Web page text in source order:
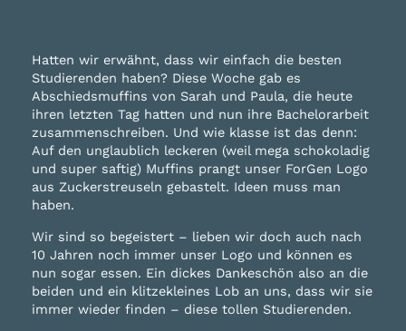
Hatten wir erwähnt, dass wir einfach die besten
Studierenden haben? Diese Woche gab es
Abschiedsmuffins von Sarah und Paula, die heute
ihren letzten Tag hatten und nun ihre Bachelorarbeit
zusammenschreiben. Und wie klasse ist das denn:
Auf den unglaublich leckeren (weil mega schokoladig
und super saftig) Muffins prangt unser ForGen Logo
aus Zuckerstreuseln gebastelt. Ideen muss man
haben.
Wir sind so begeistert – lieben wir doch auch nach
10 Jahren noch immer unser Logo und können es
nun sogar essen. Ein dickes Dankeschön also an die
beiden und ein klitzekleines Lob an uns, dass wir sie
immer wieder finden – diese tollen Studierenden.